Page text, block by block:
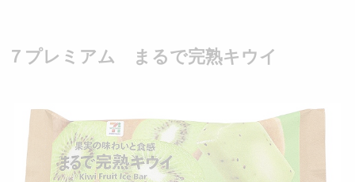
７プレミアム まるで完熟キウイ